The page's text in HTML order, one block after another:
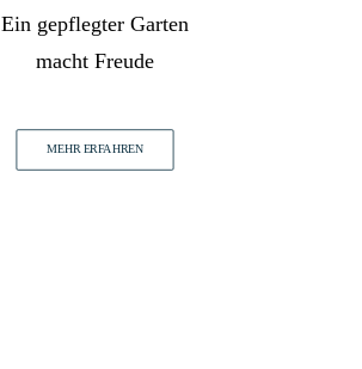
Ein gepflegter Garten
macht Freude
MEHR ERFAHREN